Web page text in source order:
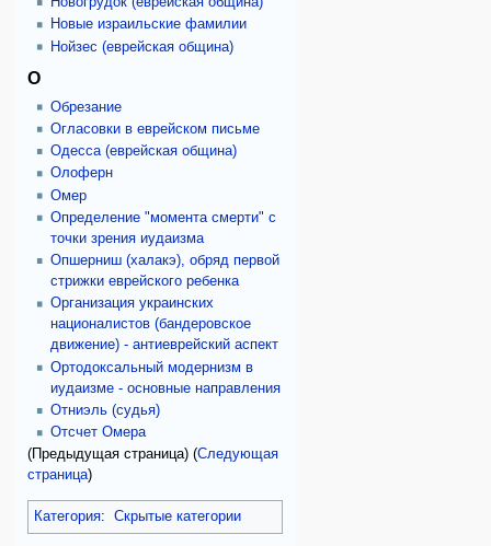
Новые израильские фамилии
Нойзес (еврейская община)
О
Обрезание
Огласовки в еврейском письме
Одесса (еврейская община)
Олоферн
Омер
Определение "момента смерти" с
точки зрения иудаизма
Опшерниш (халакэ), обряд первой
стрижки еврейского ребенка
Организация украинских
националистов (бандеровское
движение) - антиеврейский аспект
Ортодоксальный модернизм в
иудаизме - основные направления
Отниэль (судья)
Отсчет Омера
(Предыдущая страница) (Следующая
страница)
Категория: Скрытые категории